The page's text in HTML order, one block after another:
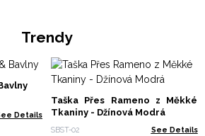
Trendy
Details
Taška Přes Rameno z Měkké
Tkaniny - Džínová Modrá
SBST-02 See Details